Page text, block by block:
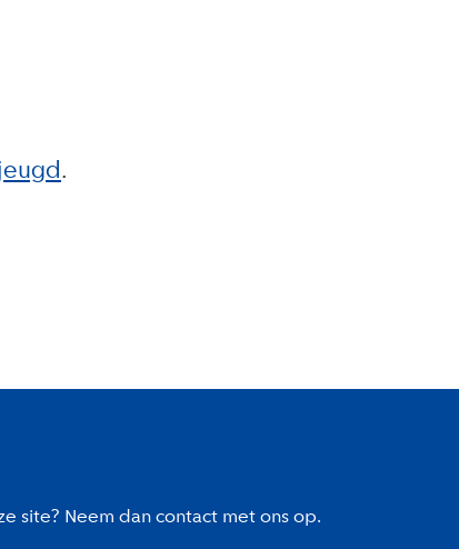
site? Neem dan contact met ons op.